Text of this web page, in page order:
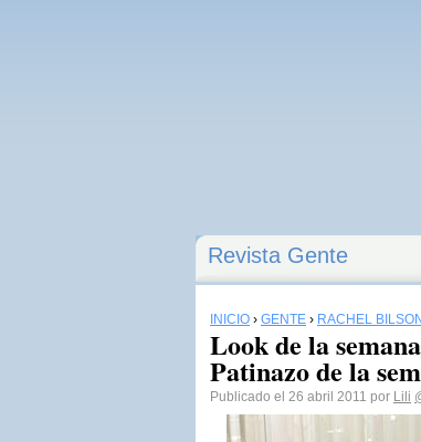
Revista Gente
INICIO › GENTE › RACHEL BILSON
Look de la
Patinazo de la
Publicado el 26 abril 2011 por Lili